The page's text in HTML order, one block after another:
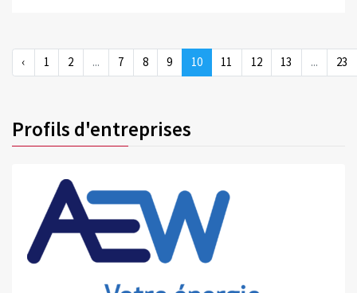
‹ 1 2 ... 7 8 9 10 11 12 13 ... 23
Profils d'entreprises